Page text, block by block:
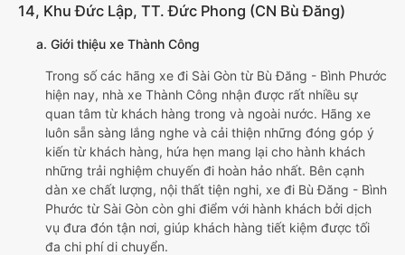
14, Khu Đức Lập, TT. Đức Phong (CN Bù Đăng)
a. Giới thiệu xe Thành Công
Trong số các hãng xe đi Sài Gòn từ Bù Đăng - Bình Phước
hiện nay, nhà xe Thành Công nhận được rất nhiều sự
quan tâm từ khách hàng trong và ngoài nước. Hãng xe
luôn sẵn sàng lắng nghe và cải thiện những đóng góp ý
kiến từ khách hàng, hứa hẹn mang lại cho hành khách
những trải nghiệm chuyến đi hoàn hảo nhất. Bên cạnh
dàn xe chất lượng, nội thất tiện nghi, xe đi Bù Đăng - Bình
Phước từ Sài Gòn còn ghi điểm với hành khách bởi dịch
vụ đưa đón tận nơi, giúp khách hàng tiết kiệm được tối
đa chi phí di chuyển.